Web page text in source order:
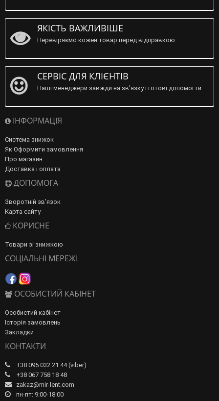
ЯКІСТЬ ВАЖЛИВІШЕ
Перевіряємо кожен товар перед відправкою
СЕРВІС ДЛЯ КЛІЄНТІВ
Наші менеджери завжди на зв'язку і готові допомогти
ІНФОРМАЦІЯ
Система знижок
Як Оформити замовлення
Про магазин
Доставка і оплата
ДОПОМОГА
Зворотній зв’язок
Карта сайту
КОРИСНЕ
Товари зі знижкою
СОЦІАЛЬНІ МЕРЕЖІ
ОСОБИСТИЙ КАБІНЕТ
Особистий кабінет
Історія замовлень
Закладки
КОНТАКТИ
+38 095 032 21 44 (viber)
+38 067 758 18 48
zakaz@mir-lent.com
пн-пт: 9:00-18:00